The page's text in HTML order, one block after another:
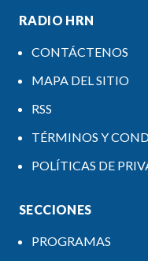
RADIO HRN
CONTÁCTENOS
MAPA DEL SITIO
RSS
TÉRMINOS Y
POLÍTICAS DE
SECCIONES
PROGRAMAS